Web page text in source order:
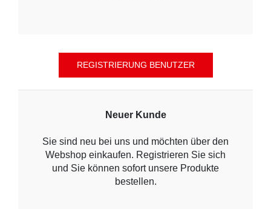
Neuer Kunde
Sie sind neu bei uns und möchten über den
Webshop einkaufen. Registrieren Sie sich
und Sie können sofort unsere Produkte
bestellen.